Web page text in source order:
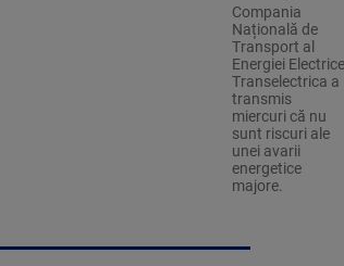
Compania
Națională de
Transport al
Energiei Electrice
Transelectrica a
transmis
miercuri că nu
sunt riscuri ale
unei avarii
energetice
majore.